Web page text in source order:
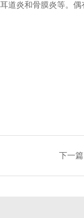
道炎和骨膜炎等。偶
下一篇